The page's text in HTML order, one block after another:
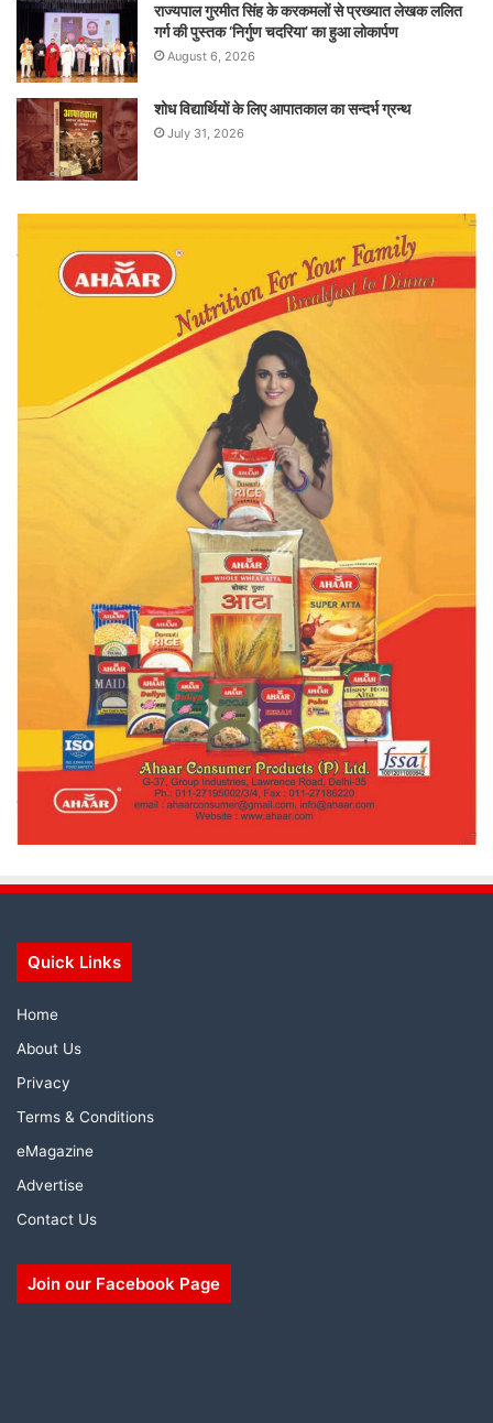
राज्यपाल गुरमीत सिंह के करकमलों से प्रख्यात लेखक ललित
गर्ग की पुस्तक ‘निर्गुण चदरिया’ का हुआ लोकार्पण
August 6, 2026
शोध विद्यार्थियों के लिए आपातकाल का सन्दर्भ ग्रन्थ
July 31, 2026
Quick Links
Home
About Us
Privacy
Terms & Conditions
eMagazine
Advertise
Contact Us
Join our Facebook Page